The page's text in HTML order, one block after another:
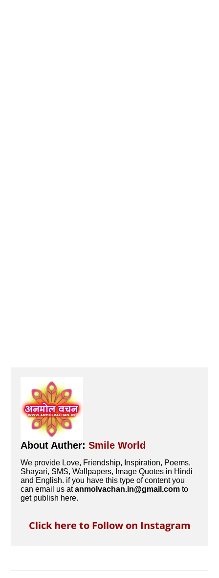
About Auther:Smile World
We provide Love, Friendship, Inspiration, Poems,
Shayari, SMS, Wallpapers, Image Quotes in Hindi
and English. if you have this type of content you
can email us atanmolvachan.in@gmail.com to
get publish here.
Click here to Follow on Instagram